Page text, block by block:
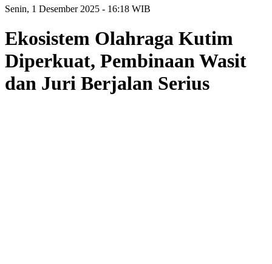
Senin, 1 Desember 2025 - 16:18 WIB
Ekosistem Olahraga Kutim
Diperkuat, Pembinaan Wasit
dan Juri Berjalan Serius